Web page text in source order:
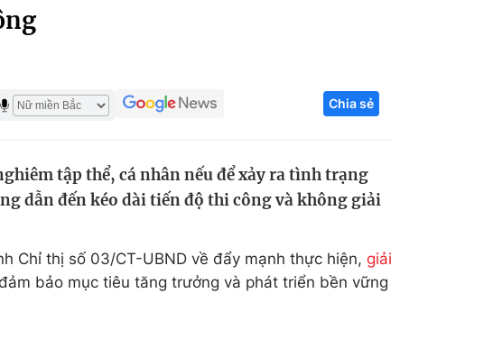
Tuyển sinh
Hitech Công nghệ tương lai
Thị trường
Chia sẻ
tập thể, cá nhân nếu để xảy ra tình trạng
dẫn đến kéo dài tiến độ thi công và không giải
Chỉ thị số 03/CT-UBND về đẩy mạnh thực hiện, giải
bảo mục tiêu tăng trưởng và phát triển bền vững